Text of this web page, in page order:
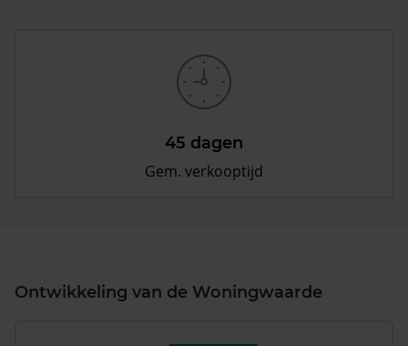
45 dagen
Gem. verkooptijd
Ontwikkeling van de Woningwaarde